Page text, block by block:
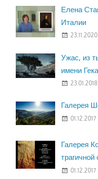
Елена
Италии
23.11.2020
Ужас, из
имени
23.01.2018
Галерея
01.12.2017
Галерея
трагичной
01.12.2017